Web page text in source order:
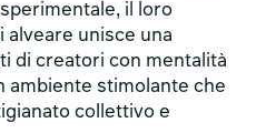
il loro
alveare unisce una
di creatori con mentalità
ambiente stimolante che
collettivo e